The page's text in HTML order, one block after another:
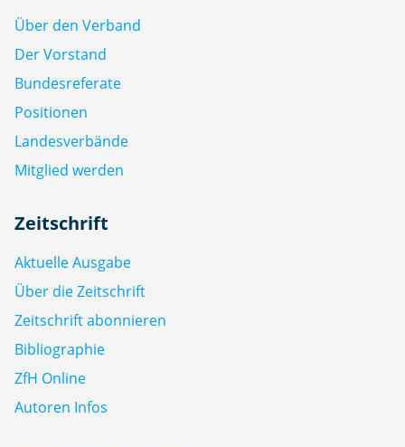
Über den Verband
Der Vorstand
Bundesreferate
Positionen
Landesverbände
Mitglied werden
Zeitschrift
Aktuelle Ausgabe
Über die Zeitschrift
Zeitschrift abonnieren
Bibliographie
ZfH Online
Autoren Infos